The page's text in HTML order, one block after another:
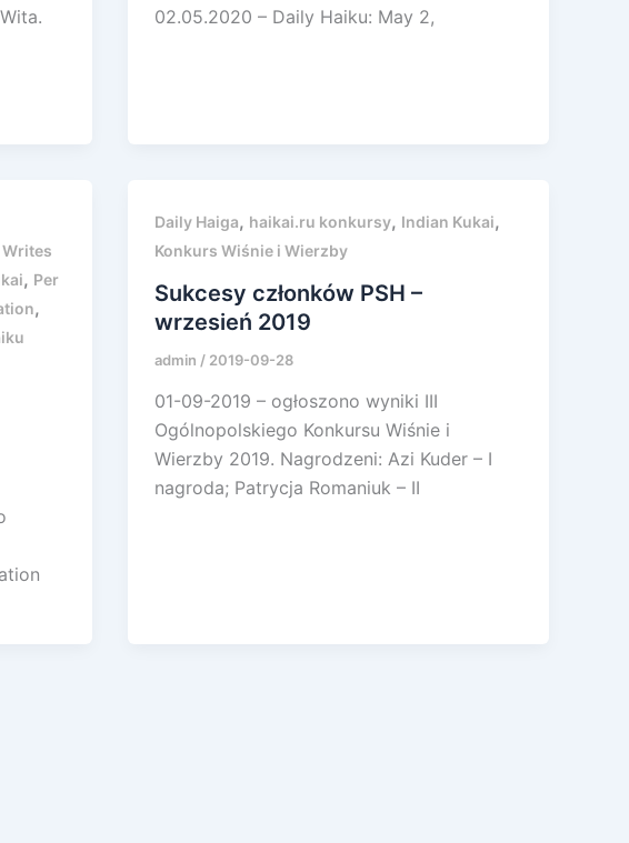
02.05.2020 – Daily Haiku: May 2,
Writes
, Per
,
Daily Haiga, haikai.ru konkursy, Indian Kukai,
Konkurs Wiśnie i Wierzby
Sukcesy członków PSH –
wrzesień 2019
admin / 2019-09-28
01-09-2019 – ogłoszono wyniki III
Ogólnopolskiego Konkursu Wiśnie i
Wierzby 2019. Nagrodzeni: Azi Kuder – I
nagroda; Patrycja Romaniuk – II